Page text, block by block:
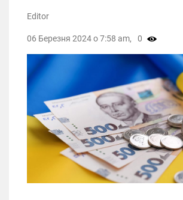
Editor
06 Березня 2024 о 7:58 am, 0